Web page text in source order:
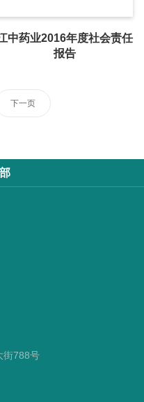
中药业2016年度社会责任
报告
下一页
街788号